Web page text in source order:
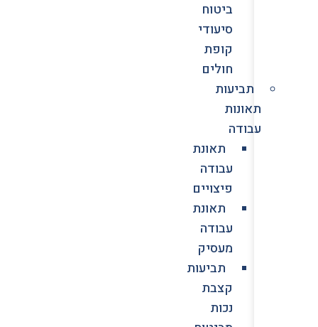
ביטוח
סיעודי
קופת
חולים
תביעות
תאונות
עבודה
תאונת
עבודה
פיצויים
תאונת
עבודה
מעסיק
תביעות
קצבת
נכות